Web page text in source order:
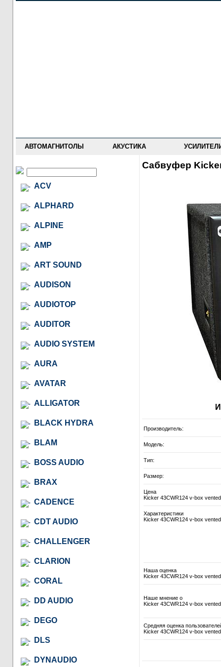
АВТОМАГНИТОЛЫ АКУСТИКА
ACV
ALPHARD
ALPINE
AMP
ART SOUND
AUDISON
AUDIOTOP
AUDITOR
AUDIO SYSTEM
AURA
AVATAR
ALLIGATOR
BLACK HYDRA
BLAM
BOSS AUDIO
BRAX
CADENCE
CDT AUDIO
CHALLENGER
CLARION
CORAL
DD AUDIO
DEGO
DLS
DYNAUDIO
Сабвуфер
Производитель:
Модель:
Тип:
Размер:
Цена
Kicker 43CWR124 v-box
Характеристики
Kicker 43CWR124 v-box
Наша оценка
Kicker 43CWR124 v-box
Наше мнение о
Kicker 43CWR124 v-box
Средняя оценка
Kicker 43CWR124 v-box